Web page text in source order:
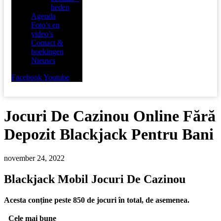
heden
Agenda
Foto’s en
video’s
Contact &
boekingen
Nieuws
FacebookYoutube
Jocuri De Cazinou Online Fără
Depozit Blackjack Pentru Bani
november 24, 2022
Blackjack Mobil Jocuri De Cazinou
Acesta conține peste 850 de jocuri în total, de asemenea.
Cele mai bune